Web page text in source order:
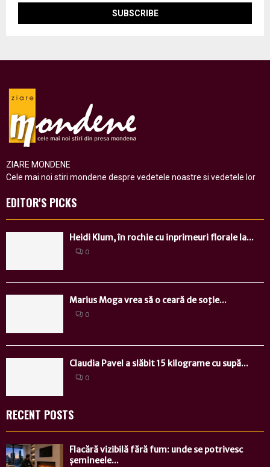
ZIARE MONDENE
Cele mai noi stiri mondene despre vedetele noastre si vedetele lor
EDITOR'S PICKS
Heidi Klum, în rochie cu inprimeuri florale la...
0
Marius Moga vrea să o ceară de soţie...
0
Claudia Pavel a slăbit 15 kilograme cu supă...
0
RECENT POSTS
Flacără vizibilă fără fum: unde se potrivesc
șemineele...